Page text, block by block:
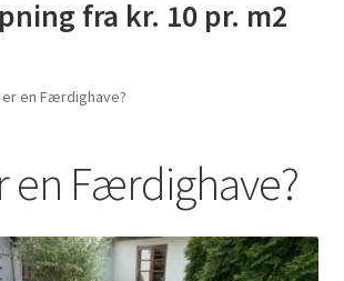
Udfold
fra kr. 10 pr. m2
er en Færdighave?
en Færdighave?